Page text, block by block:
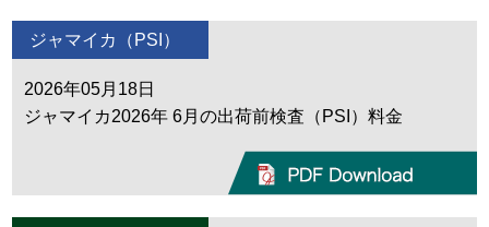
ジャマイカ（PSI）
2026年05月18日
ジャマイカ2026年 6月の出荷前検査（PSI）料金